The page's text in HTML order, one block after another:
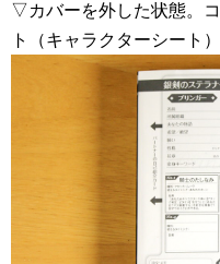
▽カバーを外した状態。
ト（キャラクターシート）